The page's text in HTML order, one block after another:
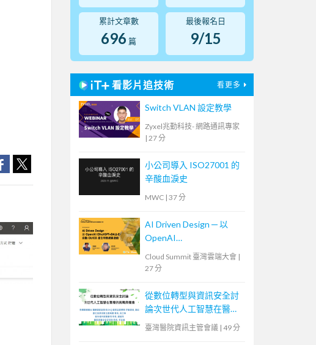
累計文章數
696 篇
最後報名日
9/15
看影片追技術 看更多
Switch VLAN 設定教學
Zyxel兆勤科技- 網路通訊專家
| 27 分
小公司導入 ISO27001 的
辛酸血淚史
MWC | 37 分
AI Driven Design ─ 以
OpenAI
(ChatGPT+DALL-E) 自動
CI/CD 產生特教網頁遊戲
Cloud Summit 臺灣雲端大會 |
27 分
從數位轉型與資訊安全討
論次世代人工智慧在醫療
的挑戰與機會
臺灣醫院資訊主管會議 | 49 分